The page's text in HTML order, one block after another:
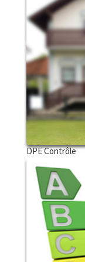
DPE Contrôle